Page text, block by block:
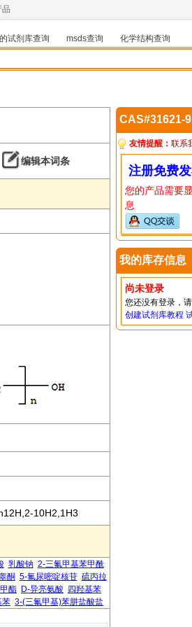
品
试剂库查询 msds查询
化学结构查询
编辑本词条
10H2,1H3
乳酸钠 2-三氟甲基苯甲酰
酮 5-氟尿嘧啶核苷 硫丙拉
酯 D-异亮氨酸
四羟基苯
苯 3-(三氟甲基)苯肼盐酸盐
CAS#31621-
友情提醒： 联系
注册免费
您的产品需要
息
我的库存信息
尚未登录
您还没有登录，
创建试剂库教程